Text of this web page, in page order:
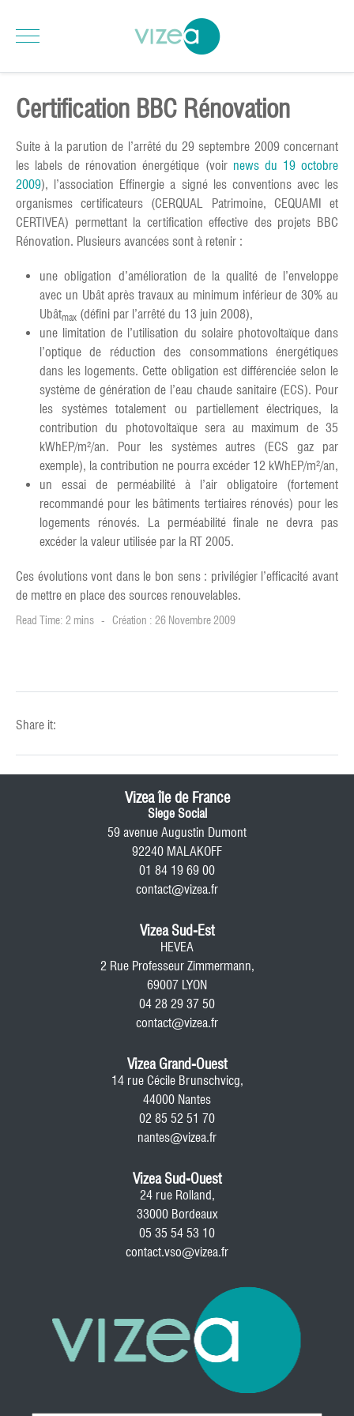
Certification BBC Rénovation
Suite à la parution de l’arrêté du 29 septembre 2009 concernant
les labels de rénovation énergétique (voir news du 19 octobre
2009), l’association Effinergie a signé les conventions avec les
organismes certificateurs (CERQUAL Patrimoine, CEQUAMI et
CERTIVEA) permettant la certification effective des projets BBC
Rénovation. Plusieurs avancées sont à retenir :
une obligation d’amélioration de la qualité de l’enveloppe
avec un Ubât après travaux au minimum inférieur de 30% au
Ubâtmax (défini par l’arrêté du 13 juin 2008),
une limitation de l’utilisation du solaire photovoltaïque dans
l’optique de réduction des consommations énergétiques
dans les logements. Cette obligation est différenciée selon le
système de génération de l’eau chaude sanitaire (ECS). Pour
les systèmes totalement ou partiellement électriques, la
contribution du photovoltaïque sera au maximum de 35
kWhEP/m²/an. Pour les systèmes autres (ECS gaz par
exemple), la contribution ne pourra excéder 12 kWhEP/m²/an,
un essai de perméabilité à l’air obligatoire (fortement
recommandé pour les bâtiments tertiaires rénovés) pour les
logements rénovés. La perméabilité finale ne devra pas
excéder la valeur utilisée par la RT 2005.
Ces évolutions vont dans le bon sens : privilégier l’efficacité avant
de mettre en place des sources renouvelables.
Read Time: 2 mins Création : 26 Novembre 2009
Share it:
Vizea île de France
Siege Social
59 avenue Augustin Dumont
92240 MALAKOFF
01 84 19 69 00
contact@vizea.fr
Vizea Sud-Est
HEVEA
2 Rue Professeur Zimmermann,
69007 LYON
04 28 29 37 50
contact@vizea.fr
Vizea Grand-Ouest
14 rue Cécile Brunschvicg,
44000 Nantes
02 85 52 51 70
nantes@vizea.fr
Vizea Sud-Ouest
24 rue Rolland,
33000 Bordeaux
05 35 54 53 10
contact.vso@vizea.fr